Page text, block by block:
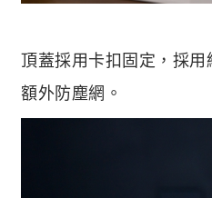
頂蓋採用卡扣固定，採
額外防塵網。